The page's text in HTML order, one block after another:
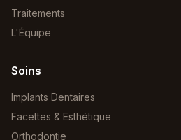
Traitements
L'Équipe
Soins
Implants Dentaires
Facettes & Esthétique
Orthodontie